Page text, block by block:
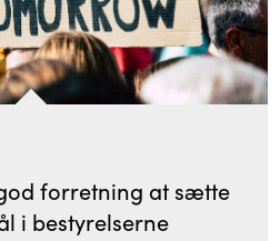
forretning at sætte
i bestyrelserne